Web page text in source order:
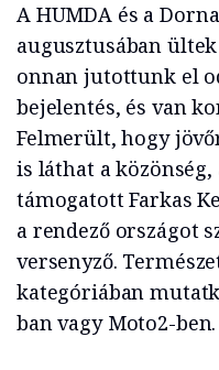
A HUMDA és a
augusztusában
onnan jutottunk el
bejelentés, és van
Felmerült, hogy
is láthat a
támogatott Farkas
a rendező országot
versenyző.
kategóriában
ban vagy Moto2-ben.